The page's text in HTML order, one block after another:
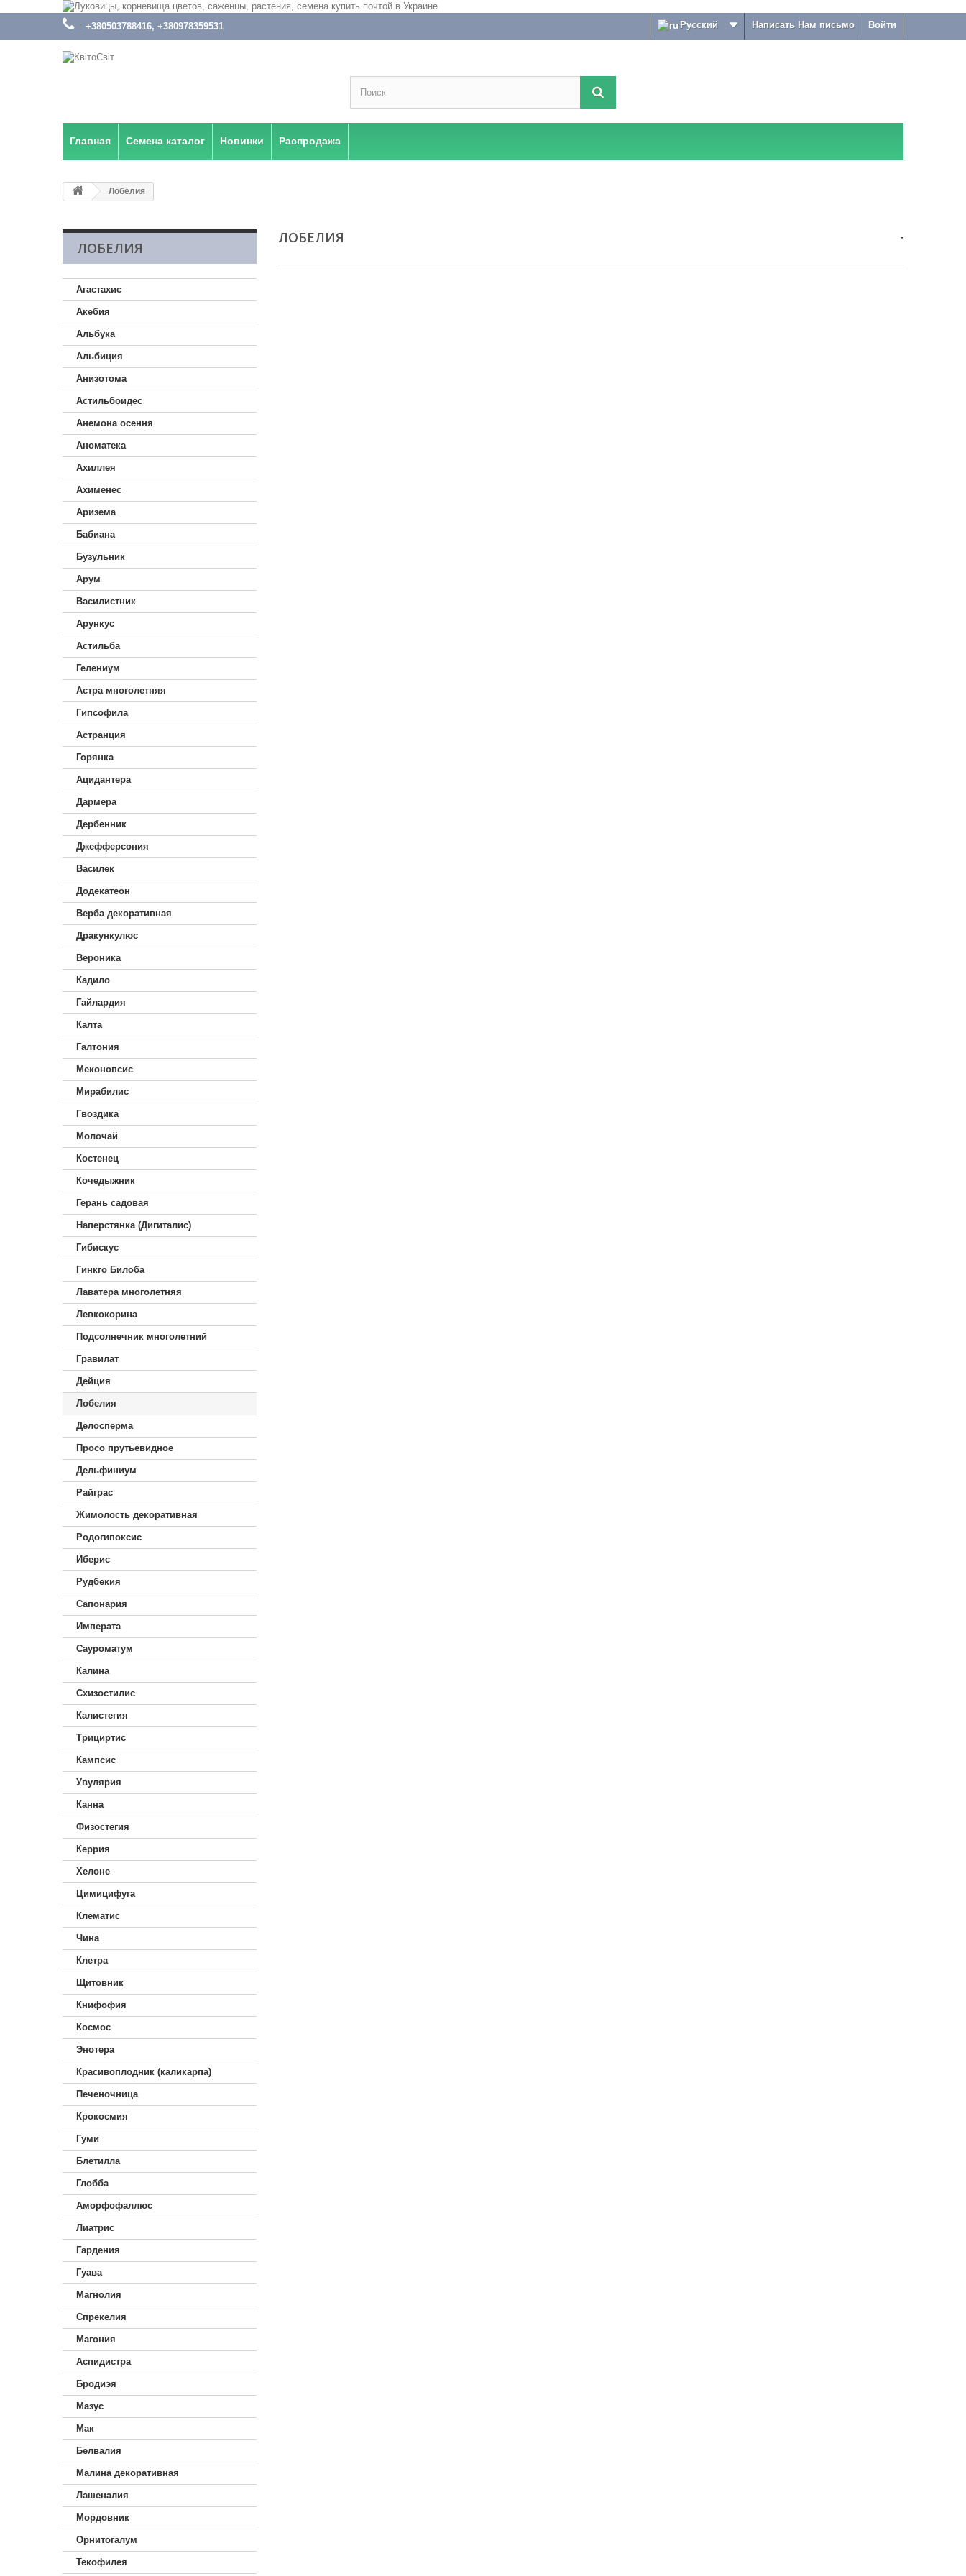
Войти
Написать Нам письмо
: +380503788416, +380978359531 Русский
Главная Семена каталог Новинки Распродажа
Лобелия
ЛОБЕЛИЯ
Агастахис
Акебия
Альбука
Альбиция
Анизотома
Астильбоидес
Анемона осення
Аноматека
Ахиллея
Ахименес
Аризема
Бабиана
Бузульник
Арум
Василистник
Арункус
Астильба
Гелениум
Астра многолетняя
Гипсофила
Астранция
Горянка
Ацидантера
Дармера
Дербенник
Джефферсония
Василек
Додекатеон
Верба декоративная
Дракункулюс
Вероника
Кадило
Гайлардия
Калта
Галтония
Меконопсис
Мирабилис
Гвоздика
Молочай
Костенец
Кочедыжник
Герань садовая
Наперстянка (Дигиталис)
Гибискус
Гинкго Билоба
Лаватера многолетняя
Левкокорина
Подсолнечник многолетний
Гравилат
Дейция
Лобелия
Делосперма
Просо прутьевидное
Дельфиниум
Райграс
Жимолость декоративная
Родогипоксис
Иберис
Рудбекия
Сапонария
Императа
Сауроматум
Калина
Схизостилис
Калистегия
Трициртис
Кампсис
Увулярия
Канна
Физостегия
Керрия
Хелоне
Цимицифуга
Клематис
Чина
Клетра
Щитовник
Книфофия
Космос
Энотера
Красивоплодник (каликарпа)
Печеночница
Крокосмия
Гуми
Блетилла
Глобба
Аморфофаллюс
Лиатрис
Гардения
Гуава
Магнолия
Спрекелия
Магония
Аспидистра
Бродиэя
Мазус
Мак
Белвалия
Малина декоративная
Лашеналия
Мордовник
Орнитогалум
Текофилея
ЛОБЕЛИЯ -